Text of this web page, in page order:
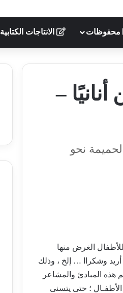
محفوظات الانتاجات الكتابية
–
نحو
، وهي تعتمـد على قصـص للأطفال الغرض منها
وشكراا … إلخ ، وذلك
هذه المبادئ والمشاعر
الأطفـال ؛ حتى يتسنى